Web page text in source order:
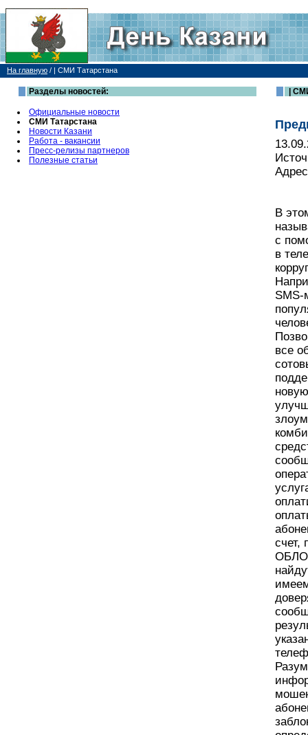
На главную / | СМИ Татарстана
Разделы новостей:
Официальные новости
СМИ Татарстана
Новости Казани
Работа - вакансии
Пресс-релизы партнеров
Полезные статьи
|
В
с
в
SMS-
все
счет,